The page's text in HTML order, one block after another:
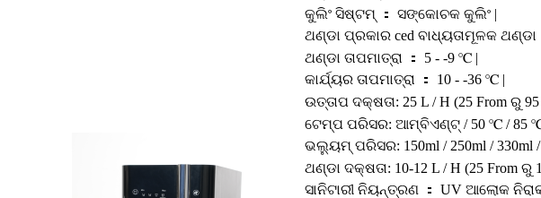
କୁଲିଂ ସିଷ୍ଟମ୍ ： ସଙ୍କୋଚକ କୁଲିଂ |
ଥଣ୍ଡା ପ୍ରକାର ced ବାଧ୍ୟତାମୂଳକ ଥଣ୍ଡା
ଥଣ୍ଡା ତାପମାତ୍ରା ： 5 ‑ ‑9 ℃ |
କାର୍ଯ୍ୟର ତାପମାତ୍ରା ： 10 ‑ ‑36 ℃ |
ଉତ୍ତାପ ଦକ୍ଷତା: 25 L / H (25 From ରୁ
ଟେମ୍ପ ପରିସର: ଆମ୍ବିଏଣ୍ଟ୍ / 50 ℃ / 85
ଭଲ୍ୟୁମ୍ ପରିସର: 150ml / 250ml / 330ml
ଥଣ୍ଡା ଦକ୍ଷତା: 10-12 L / H (25 From ରୁ
ସାନିଟାରୀ ନିୟନ୍ତ୍ରଣ ： UV ଆଲୋକ